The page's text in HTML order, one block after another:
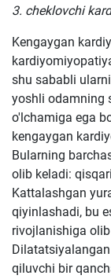
3. cheklovchi
Kengaygan
shu sababli
yoshli odamning
o'lchamiga ega
kengaygan
Bularning
olib keladi:
Kattalashgan
qiyinlashadi, bu
rivojlanishiga
qiluvchi bir